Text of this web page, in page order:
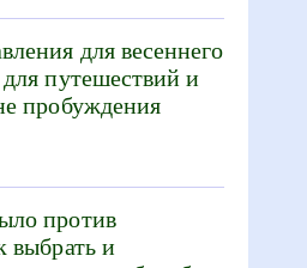
для весеннего
путешествий и
пробуждения
против
выбрать и